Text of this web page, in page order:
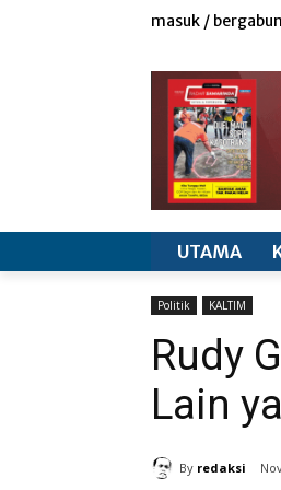
masuk /
UTAMA
Politik KALTIM
Rudy
Lain
By redaksi